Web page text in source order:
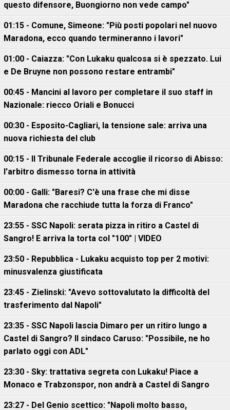
questo difensore, Buongiorno non vede campo"
01:15 - Comune, Simeone: "Più posti popolari nel nuovo
Maradona, ecco quando termineranno i lavori"
01:00 - Caiazza: "Con Lukaku qualcosa si è spezzato. Lui
e De Bruyne non possono restare entrambi"
00:45 - Mancini al lavoro per completare il suo staff in
Nazionale: riecco Oriali e Bonucci
00:30 - Esposito-Cagliari, la tensione sale: arriva una
nuova richiesta del club
00:15 - Il Tribunale Federale accoglie il ricorso di Abisso:
l'arbitro dismesso torna in attività
00:00 - Galli: "Baresi? C'è una frase che mi disse
Maradona che racchiude tutta la forza di Franco"
23:55 - SSC Napoli: serata pizza in ritiro a Castel di
Sangro! E arriva la torta col "100" | VIDEO
23:50 - Repubblica - Lukaku acquisto top per 2 motivi:
minusvalenza giustificata
23:45 - Zielinski: "Avevo sottovalutato la difficoltà del
trasferimento dal Napoli"
23:35 - SSC Napoli lascia Dimaro per un ritiro lungo a
Castel di Sangro? Il sindaco Caruso: "Possibile, ne ho
parlato oggi con ADL"
23:30 - Sky: trattativa segreta con Lukaku! Piace a
Monaco e Trabzonspor, non andrà a Castel di Sangro
23:27 - Del Genio scettico: "Napoli molto basso,